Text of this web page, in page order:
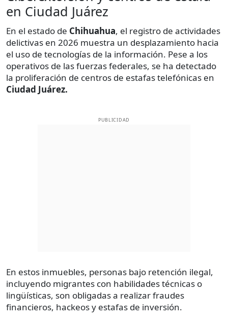
en Ciudad Juárez
En el estado de Chihuahua, el registro de actividades
delictivas en 2026 muestra un desplazamiento hacia
el uso de tecnologías de la información. Pese a los
operativos de las fuerzas federales, se ha detectado
la proliferación de centros de estafas telefónicas en
Ciudad Juárez.
PUBLICIDAD
En estos inmuebles, personas bajo retención ilegal,
incluyendo migrantes con habilidades técnicas o
lingüísticas, son obligadas a realizar fraudes
financieros, hackeos y estafas de inversión.